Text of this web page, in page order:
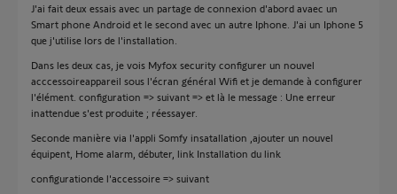
J'ai fait deux essais avec un partage de connexion d'abord avaec un
Smart phone Android et le second avec un autre Iphone. J'ai un Iphone 5
que j'utilise lors de l'installation.
Dans les deux cas, je vois Myfox security configurer un nouvel
acccessoireappareil sous l'écran général Wifi et je demande à configurer
l'élément. configuration => suivant => et là le message : Une erreur
inattendue s'est produite ; réessayer.
Seconde manière via l'appli Somfy insatallation ,ajouter un nouvel
équipent, Home alarm, débuter, link Installation du link
configurationde l'accessoire => suivant